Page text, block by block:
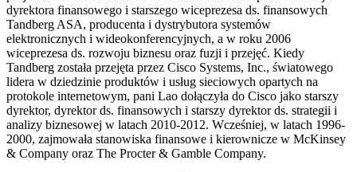
dyrektora finansowego i starszego wiceprezesa ds. finansowych
Tandberg ASA, producenta i dystrybutora systemów
elektronicznych i wideokonferencyjnych, a w roku 2006
wiceprezesa ds. rozwoju biznesu oraz fuzji i przejęć. Kiedy
Tandberg została przejęta przez Cisco Systems, Inc., światowego
lidera w dziedzinie produktów i usług sieciowych opartych na
protokole internetowym, pani Lao dołączyła do Cisco jako starszy
dyrektor, dyrektor ds. finansowych i starszy dyrektor ds. strategii i
analizy biznesowej w latach 2010-2012. Wcześniej, w latach 1996-
2000, zajmowała stanowiska finansowe i kierownicze w McKinsey
& Company oraz The Procter & Gamble Company.